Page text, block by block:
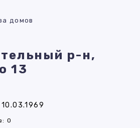
домов
р-н,
13
0